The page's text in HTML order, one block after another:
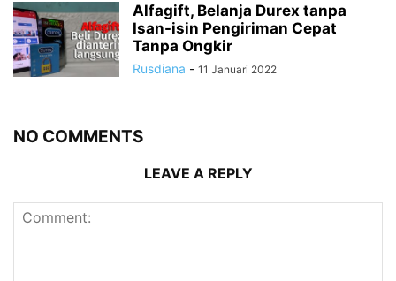
Alfagift, Belanja Durex tanpa
Isan-isin Pengiriman Cepat
Tanpa Ongkir
Rusdiana - 11 Januari 2022
NO COMMENTS
LEAVE A REPLY